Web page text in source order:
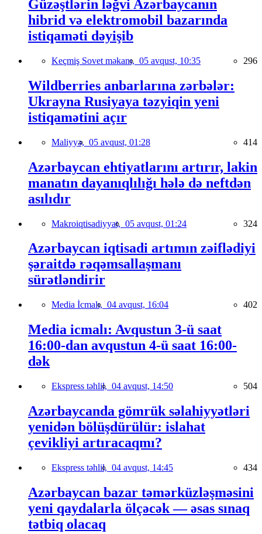
Güzəştlərin ləğvi Azərbaycanın
hibrid və elektromobil bazarında
istiqaməti dəyişib
Keçmiş Sovet məkanı, 05 avqust, 10:35 296
Wildberries anbarlarına zərbələr:
Ukrayna Rusiyaya təzyiqin yeni
istiqamətini açır
Maliyyə, 05 avqust, 01:28 414
Azərbaycan ehtiyatlarını artırır, lakin
manatın dayanıqlılığı hələ də neftdən
asılıdır
Makroiqtisadiyyat, 05 avqust, 01:24 324
Azərbaycan iqtisadi artımın zəiflədiyi
şəraitdə rəqəmsallaşmanı
sürətləndirir
Media İcmalı, 04 avqust, 16:04 402
Media icmalı: Avqustun 3-ü saat
16:00-dan avqustun 4-ü saat 16:00-
dək
Ekspress təhlil, 04 avqust, 14:50 504
Azərbaycanda gömrük səlahiyyətləri
yenidən bölüşdürülür: islahat
çevikliyi artıracaqmı?
Ekspress təhlil, 04 avqust, 14:45 434
Azərbaycan bazar təmərküzləşməsini
yeni qaydalarla ölçəcək — əsas sınaq
tətbiq olacaq